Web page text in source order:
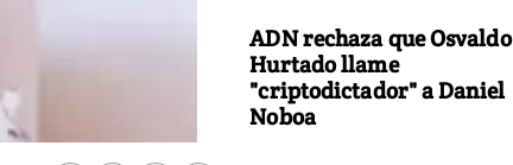
ADN rechaza que Osvaldo
Hurtado llame
"criptodictador" a Daniel
Noboa